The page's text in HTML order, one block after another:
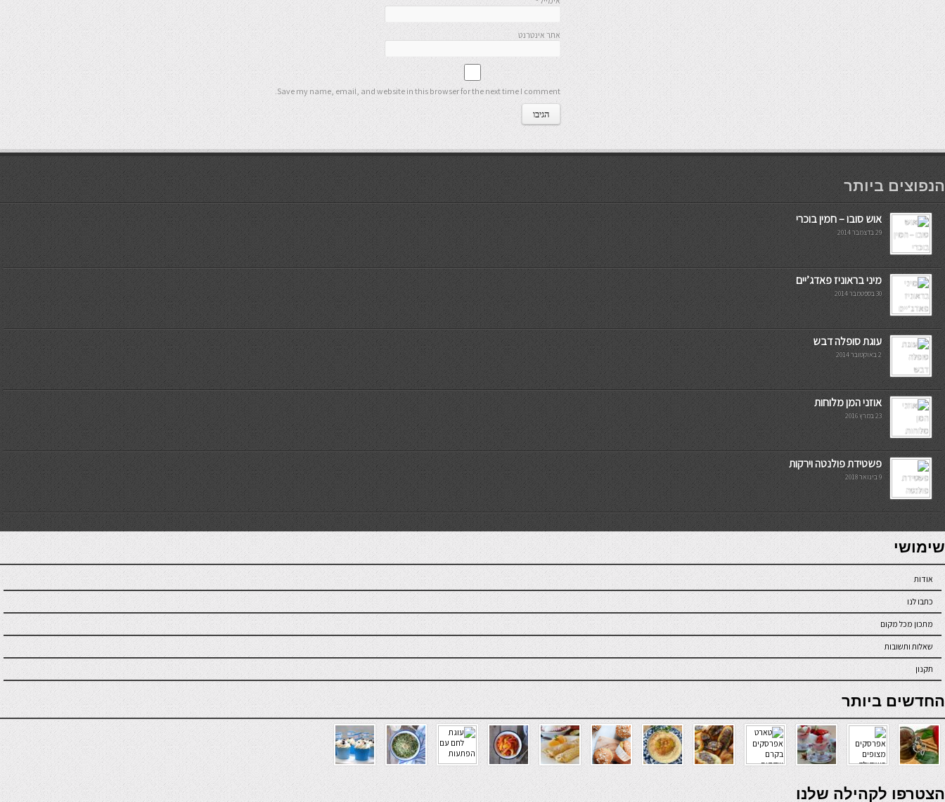
אתר אינטרנט
Save my name, email, and website in this browser for the next time I comment.
мостбет кг
הנפוצים ביותר
אוש סובו – חמין בוכרי
29 בדצמבר 2014
מיני בראוניז פאדג’יים
30 בספטמבר 2014
עוגת סופלה דבש
2 באוקטובר 2014
אוזני המן מלוחות
23 במרץ 2016
פשטידת פולנטה וירקות
9 בינואר 2018
7slots
seriöse online casinos österreich
שימושי
אודות
כתבו לנו
מתכון מכל מקום
שאלות ותשובות
תקנון
online casino
החדשים ביותר
verde casino
הצטרפו לקהילה שלנו